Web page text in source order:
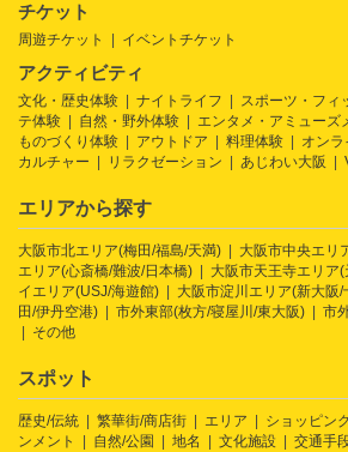
チケット
周遊チケット イベントチケット
アクティビティ
文化・歴史体験 ナイトライフ スポーツ・フィ
テ体験
自然・野外体験 エンタメ・アミューズ
ものづくり体験
アウトドア 料理体験 オン
カルチャー
リラクゼーション あじわい大阪
エリアから探す
大阪市北エリア(梅田/福島/天満) 大阪市中央エリ
エリア(心斎橋/難波/日本橋)
大阪市天王寺エリア
イエリア(USJ/海遊館)
大阪市淀川エリア(新大阪/
田/伊丹空港)
市外東部(枚方/寝屋川/東大阪)
市
その他
スポット
歴史/伝統 繁華街/商店街 エリア ショッピン
ンメント
自然/公園 地名 文化施設 交通手